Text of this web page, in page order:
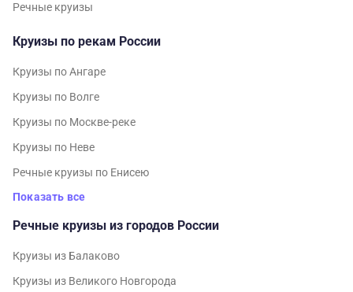
Речные круизы
Круизы по рекам России
Круизы по Ангаре
Круизы по Волге
Круизы по Москве-реке
Круизы по Неве
Речные круизы по Енисею
Показать все
Речные круизы из городов России
Круизы из Балаково
Круизы из Великого Новгорода